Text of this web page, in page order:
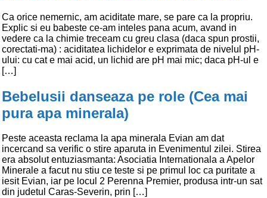
Ca orice nemernic, am aciditate mare, se pare ca la propriu.
Explic si eu babeste ce-am inteles pana acum, avand in
vedere ca la chimie treceam cu greu clasa (daca spun prostii,
corectati-ma) : aciditatea lichidelor e exprimata de nivelul pH-
ului: cu cat e mai acid, un lichid are pH mai mic; daca pH-ul e
[…]
Bebelusii danseaza pe role (Cea mai
pura apa minerala)
Peste aceasta reclama la apa minerala Evian am dat
incercand sa verific o stire aparuta in Evenimentul zilei. Stirea
era absolut entuziasmanta: Asociatia Internationala a Apelor
Minerale a facut nu stiu ce teste si pe primul loc ca puritate a
iesit Evian, iar pe locul 2 Perenna Premier, produsa intr-un sat
din judetul Caras-Severin, prin […]